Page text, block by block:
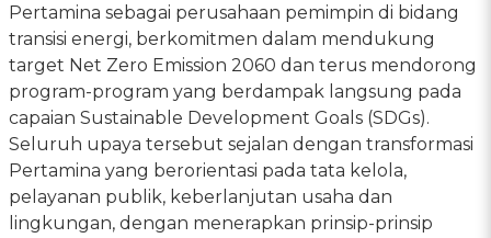
Pertamina sebagai perusahaan pemimpin di bidang
transisi energi, berkomitmen dalam mendukung
target Net Zero Emission 2060 dan terus mendorong
program-program yang berdampak langsung pada
capaian Sustainable Development Goals (SDGs).
Seluruh upaya tersebut sejalan dengan transformasi
Pertamina yang berorientasi pada tata kelola,
pelayanan publik, keberlanjutan usaha dan
lingkungan, dengan menerapkan prinsip-prinsip